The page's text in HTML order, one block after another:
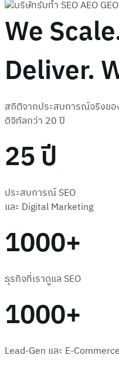
We
Deliver.
สถิติจากประสบการณ์จริงขอ
ดิจิทัลกว่า 20 ปี
25 ปี
ประสบการณ์ SEO
และ Digital Marketing
1000+
ธุรกิจที่เราดูแล SEO
1000+
Lead-Gen และ E-